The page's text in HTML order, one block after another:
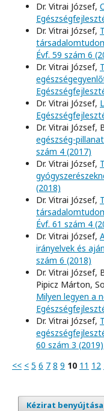
Dr. Vitrai József,
Dr. Vitrai József,
Évf. 59 szám 6
Dr. Vitrai József,
Dr. Vitrai József,
Dr. Vitrai József,
egészség-
szám 4 (2017)
Dr. Vitrai József,
(2018)
Dr. Vitrai József,
Évf. 61 szám 4
Dr. Vitrai József,
irányelvek és
szám 6 (2018)
Dr. Vitrai József,
Pipicz Márton,
Milyen legyen a
Dr. Vitrai József,
60 szám 3 (2019)
<< < 5 6 7 8 9 10 11 12
Kézirat benyújtása